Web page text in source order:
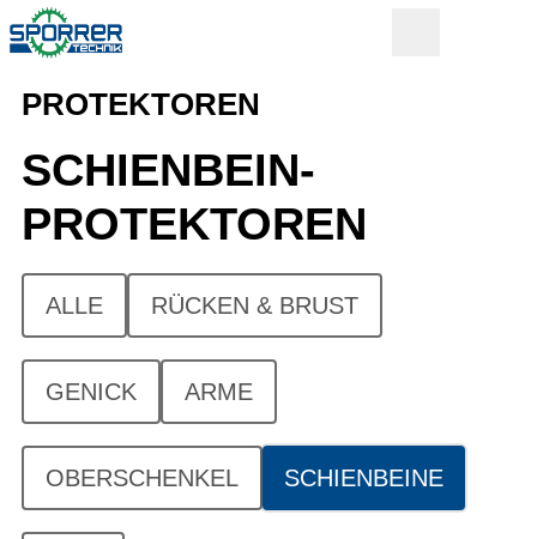
PROTEKTOREN
SCHIENBEIN-
PROTEKTOREN
ALLE RÜCKEN & BRUST
GENICK ARME
OBERSCHENKEL SCHIENBEINE